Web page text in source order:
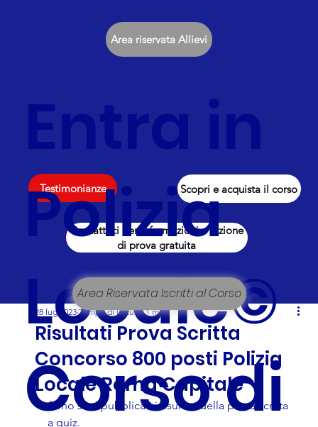
Contattaci per informazioni e lezione
di prova gratuita
Scopri e acquista il corso
Testimonianze
Entra in
Polizia
Locale©
Corso di
Area riservata Allievi
Area Riservata Iscritti al Corso
Risultati Prova Scritta
Concorso 800 posti Polizia
Locale Roma Capitale
28 lug 2023 Tempo di lettura: 1 min
Sono stati pubblicati i risultati della prova scritta
a quiz.